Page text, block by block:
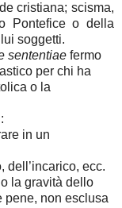
cristiana; scisma,
Pontefice o della
soggetti.
sententiae fermo
per chi ha
o la
in un
dell’incarico, ecc.
la gravità dello
pene, non esclusa